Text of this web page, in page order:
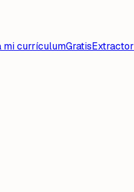
mi currículumGratis